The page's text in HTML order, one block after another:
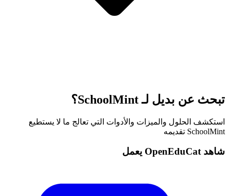
تبحث عن بديل لـ SchoolMint؟
استكشف الحلول والميزات والأدوات التي تعالج ما لا يستطيع
SchoolMint تقديمه
شاهد OpenEduCat يعمل